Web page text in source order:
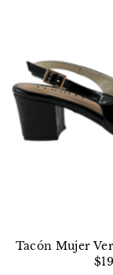
Tacón Mujer